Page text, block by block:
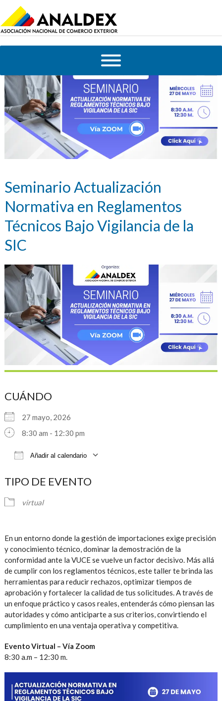
Seminario Actualización
Normativa en Reglamentos
Técnicos Bajo Vigilancia de la
SIC
CUÁNDO
27 mayo, 2026
8:30 am - 12:30 pm
Añadir al calendario
TIPO DE EVENTO
virtual
En un entorno donde la gestión de importaciones exige precisión
y conocimiento técnico, dominar la demostración de la
conformidad ante la VUCE se vuelve un factor decisivo. Más allá
de cumplir con los reglamentos técnicos, este taller te brinda las
herramientas para reducir rechazos, optimizar tiempos de
aprobación y fortalecer la calidad de tus solicitudes. A través de
un enfoque práctico y casos reales, entenderás cómo piensan las
autoridades y cómo anticiparte a sus criterios, convirtiendo el
cumplimiento en una ventaja operativa y competitiva.
Evento Virtual – Vía Zoom
8:30 a.m – 12:30 m.